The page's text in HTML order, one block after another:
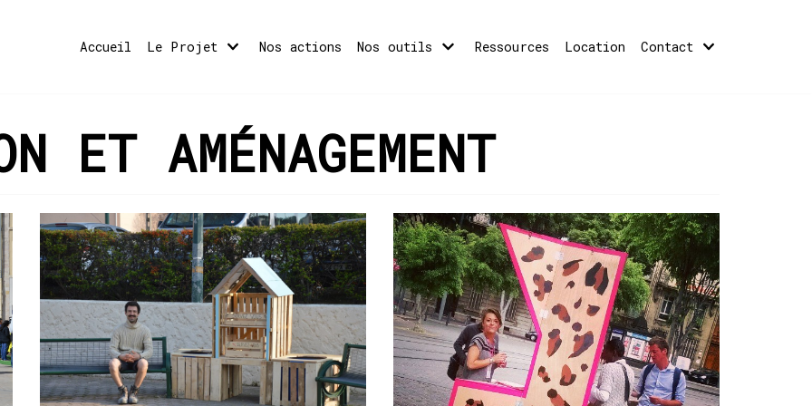
Accueil Le Projet Nos actions Nos outils Ressources Location Contact
ET AMÉNAGEMENT